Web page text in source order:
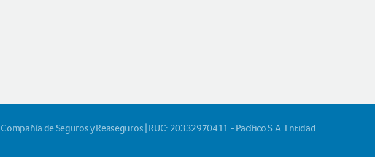
de Seguros y Reaseguros | RUC: 20332970411 - Pacífico S.A. Entidad